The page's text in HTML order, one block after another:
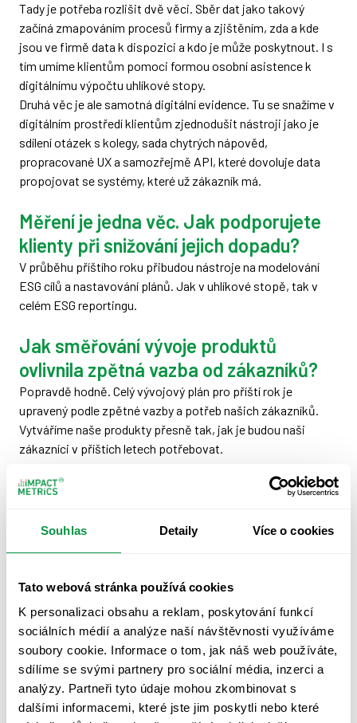
Souhlas Detaily Více o cookies
Tato webová stránka používá cookies
K personalizaci obsahu a reklam, poskytování funkcí
sociálních médií a analýze naší návštěvnosti využíváme
soubory cookie. Informace o tom, jak náš web používáte,
sdílíme se svými partnery pro sociální média, inzerci a
analýzy. Partneři tyto údaje mohou zkombinovat s
dalšími informacemi, které jste jim poskytli nebo které
Tady je potřeba rozlišit dvě věci. Sběr dat jako takový
začíná zmapováním procesů firmy a zjištěním, zda a kde
jsou ve firmě data k dispozici a kdo je může poskytnout. I s
tím umíme klientům pomoci formou osobní asistence k
digitálnímu výpočtu uhlíkové stopy.
Druhá věc je ale samotná digitální evidence. Tu se snažíme v
digitálním prostředí klientům zjednodušit nástroji jako je
sdílení otázek s kolegy, sada chytrých nápověd,
propracované UX a samozřejmě API, které dovoluje data
propojovat se systémy, které už zákazník má.
Měření je jedna věc. Jak podporujete
klienty při snižování jejich dopadu?
V průběhu příštího roku přibudou nástroje na modelování
ESG cílů a nastavování plánů. Jak v uhlíkové stopě, tak v
celém ESG reportingu.
Jak směřování vývoje produktů
ovlivnila zpětná vazba od zákazníků?
Popravdě hodně. Celý vývojový plán pro příští rok je
upravený podle zpětné vazby a potřeb našich zákazníků.
Vytváříme naše produkty přesně tak, jak je budou naši
zákazníci v příštích letech potřebovat.
Jak reagujete na novinky v ESG
Náš analytický tým pravidelně sleduje legislativní dění a
všechny novinky ihned promítáme jak do stávajících
obor, který se neustále rozvíjí a my si nenecháme nic utéct.
Začleňujete do vývoje i nástroje umělé
inteligence? Mohou se zákazníci těšit,
že jim umělá inteligence navrhne ESG
strategii?